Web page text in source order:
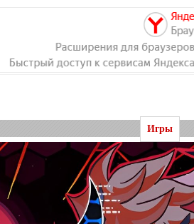
Игры